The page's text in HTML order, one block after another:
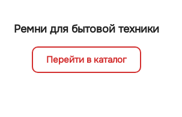
Ремни для бытовой техники
Перейти в каталог